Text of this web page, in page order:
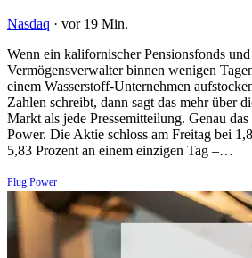
Nasdaq · vor 19 Min.
Wenn ein kalifornischer Pensionsfonds
Vermögensverwalter binnen wenigen
einem Wasserstoff-Unternehmen
Zahlen schreibt, dann sagt das mehr über
Markt als jede Pressemitteilung. Genau
Power. Die Aktie schloss am Freitag bei
5,83 Prozent an einem einzigen Tag –…
Plug Power